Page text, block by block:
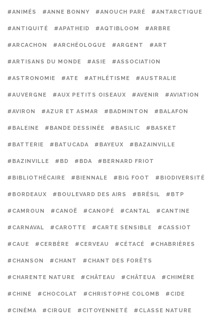
#ANIMÉS #ANNE BONNY #ANOUCH PARÉ #ANTARCTIQUE
#ANTIQUITÉ #APATHEID #AQTIBLOOM #ARBRE
#ARCACHON #ARCHÉOLOGUE #ARGENT #ART
#ARTISANS DU MONDE #ASIE #ASSOCIATION
#ASTRONOMIE #ATE #ATHLÉTISME #AUSTRALIE
#AUVERGNE #AUX PETITS OISEAUX #AVENIR #AVIATION
#AVIRON #AZUR ET ASMAR #BADMINTON #BALAFON
#BALEINE #BANDE DESSINÉE #BASILIC #BASKET
#BATTERIE #BATUCADA #BAYEUX #BAZAINVILLE
#BAZINVILLE #BD #BDA #BERNARD FRIOT
#BIBLIOTHÉCAIRE #BIENNALE #BIG FOOT #BIODIVERSITÉ
#BORDEAUX #BOULEVARD DES AIRS #BRÉSIL #BTP
#CAMROUN #CANOË #CANOPÉ #CANTAL #CANTINE
#CARNAVAL #CAROTTE #CARTE SENSIBLE #CASSIOT
#CAUE #CERBÈRE #CERVEAU #CÉTACÉ #CHABRIÈRES
#CHANSON #CHANT #CHANT DES FORÊTS
#CHARENTE NATURE #CHÂTEAU #CHÂTEUA #CHIMÈRE
#CHINE #CHOCOLAT #CHRISTOPHE COLOMB #CIDE
#CINÉMA #CIRQUE #CITOYENNETÉ #CLASSE NATURE